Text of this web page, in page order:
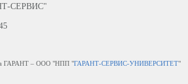
СЕРВИС"
ГАРАНТ – ООО "НПП "ГАРАНТ-СЕРВИС-УНИВЕРСИТЕТ"